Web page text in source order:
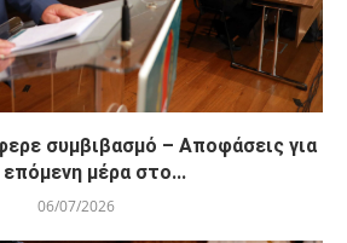
συμβιβασμό – Αποφάσεις για
επόμενη μέρα στο...
06/07/2026